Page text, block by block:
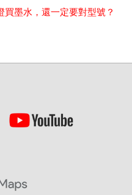
墨水，還一定要對型號？